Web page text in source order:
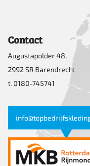
Contact
Augustapolder 48,
2992 SR Barendrecht
t. 0180-745741